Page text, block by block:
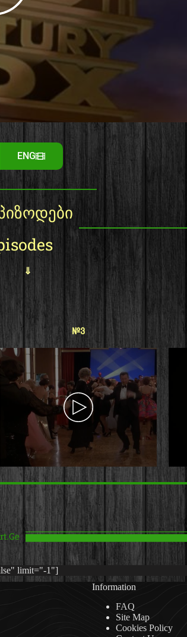
ENG
⇓
#3
limit="-1"]
Information
FAQ
Site Map
Cookies Policy